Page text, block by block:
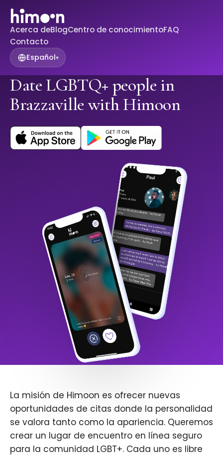
Acerca deBlogCentro de conocimientoFAQ
Contacto
Español▾
Date LGBTQ+ people in
Brazzaville with Himoon
La misión de Himoon es ofrecer nuevas
oportunidades de citas donde la personalidad
se valora tanto como la apariencia. Queremos
crear un lugar de encuentro en línea seguro
para la comunidad LGBT+. Cada uno es libre